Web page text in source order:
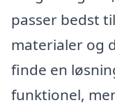
passer bedst
materialer og
finde en
funktionel,